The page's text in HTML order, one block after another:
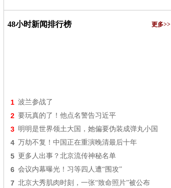
48小时新闻排行榜 更多>>
1 波兰参战了
2 要玩真的了！他点名警告习近平
3 明明是世界领土大国，她偏要伪装成弹丸小国
4 万劫不复！中国正在重演晚清最后十年
5 更多人出事？北京流传神秘名单
6 会议内幕曝光！习等四人遭“围攻”
7 北京大秀肌肉时刻，一张“致命照片”被公布